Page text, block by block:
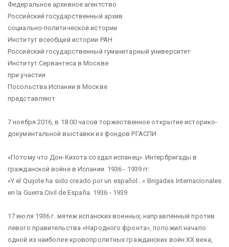
Федеральное архивное агентство
Российский государственный архив
социально-политической истории
Институт всеобщей истории РАН
Российский государственный гуманитарный университет
Институт Сервантеса в Москве
при участии
Посольства Испании в Москве
представляют
7 ноября 2016, в 18:00 часов торжественное открытие историко-
документальной выставки из фондов РГАСПИ
«Потому что Дон-Кихота создал испанец» Интербригады в
гражданской войне в Испании. 1936 - 1939 гг.
«Y el Quijote ha sido creado por un español…» Brigadas Internacionales
en la Guerra Civil de España. 1936 - 1939
17 июля 1936 г. мятеж испанских военных, направленный против
левого правительства «Народного фронта», положил начало
одной из наиболее кровопролитных гражданских войн XX века,